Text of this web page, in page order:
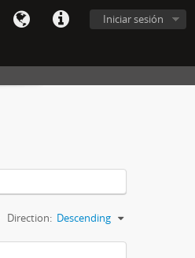
Iniciar sesión
Direction: Descending